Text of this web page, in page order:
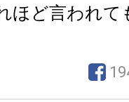
ほど言われて